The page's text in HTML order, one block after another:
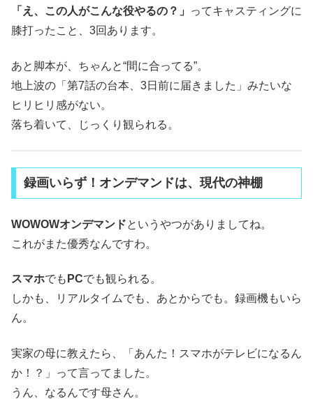
「え、この人がこんな役やるの？」
ってキャスティングに
膝打ったこと、3回あります。
あと脚本が、ちゃんと“間に合ってる”。
地上波の「第7話の台本、3日前に届きました」みたいな
ヒリヒリ感がない。
落ち着いて、じっくり観られる。
録画いらず！オンデマンドは、現代の神棚
WOWOWオンデマンドというやつがありましてね。
これがまた優秀なんですわ。
スマホでも PCでも観られる。
しかも、リアルタイムでも、あとからでも。録画機もいら
ん。
実家の母に教えたら、「あんた！スマホがテレビになるん
か！？」って言ってました。
うん、なるんです母さん。